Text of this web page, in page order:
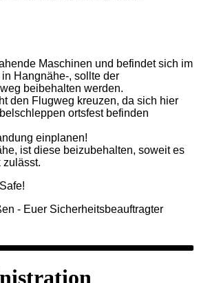
Maschinen und befindet sich im
Hangnähe-, sollte der
beibehalten werden.
den Flugweg kreuzen, da sich hier
ortsfest befinden
einplanen!
ist diese beizubehalten, soweit es
zulässt.
- Euer Sicherheitsbeauftragter